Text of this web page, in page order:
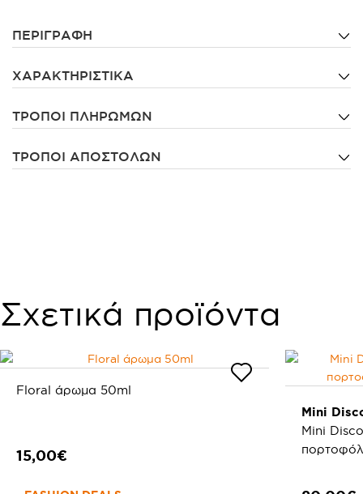
ΠΕΡΙΓΡΑΦΗ
ΧΑΡΑΚΤΗΡΙΣΤΙΚΑ
ΤΡΟΠΟΙ ΠΛΗΡΩΜΩΝ
ΤΡΟΠΟΙ ΑΠΟΣΤΟΛΩΝ
Σχετικά προϊόντα
Floral άρωμα 50ml
15,00€
Mini
Mini